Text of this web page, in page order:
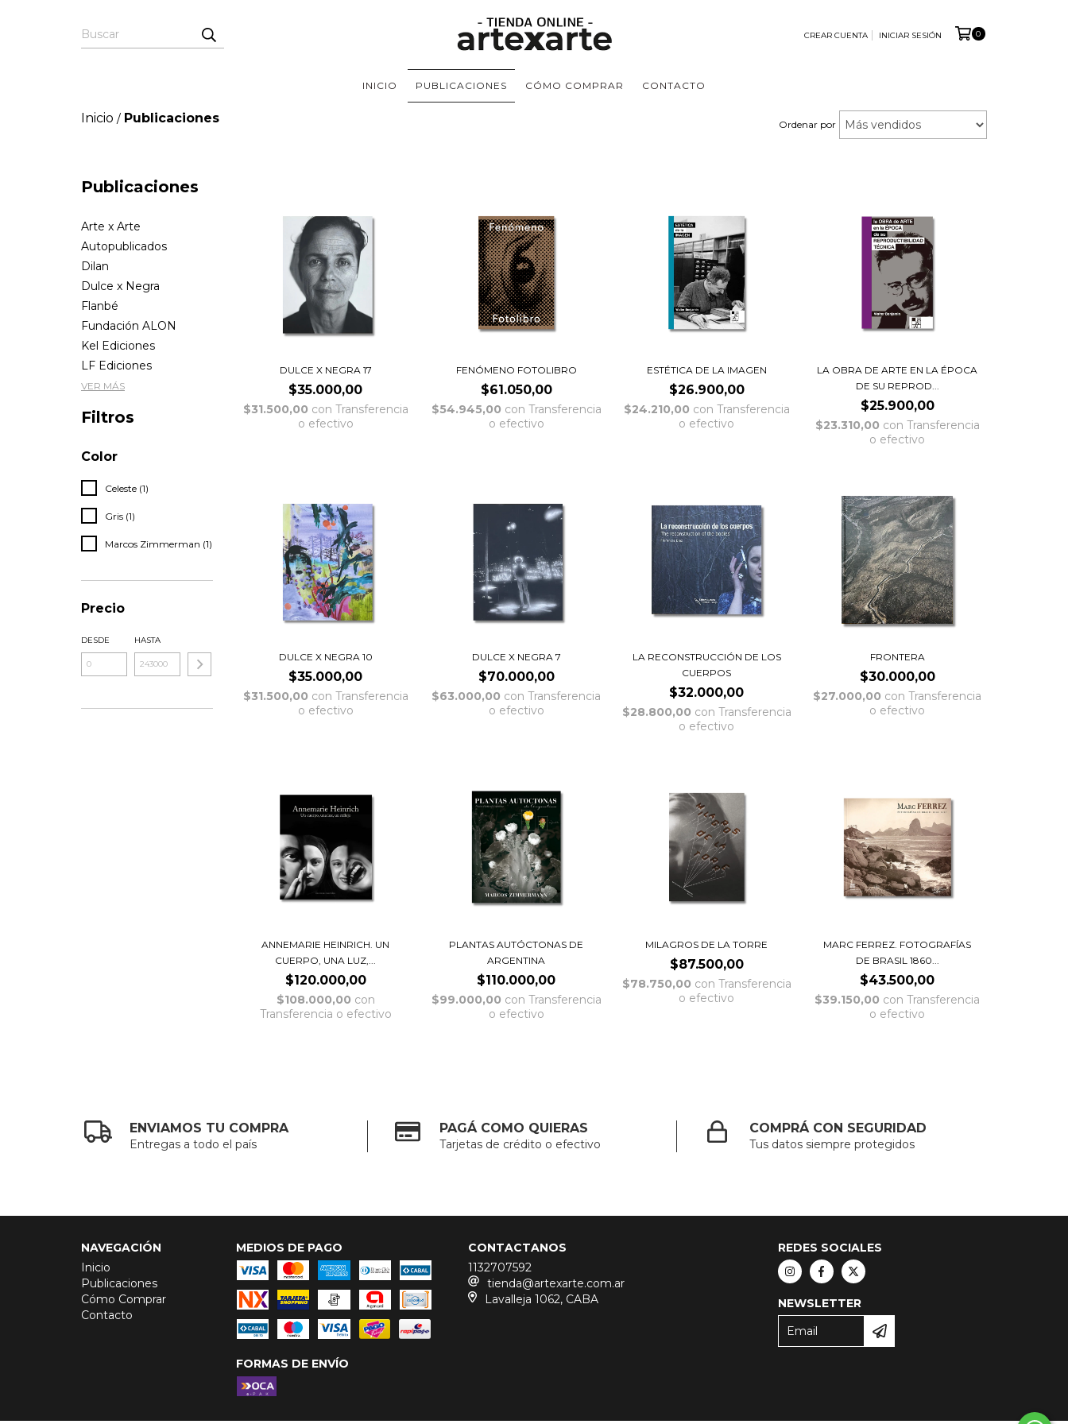
CREAR CUENTA INICIAR SESIÓN 0
INICIO PUBLICACIONES CÓMO COMPRAR CONTACTO
Inicio / Publicaciones Ordenar por
Publicaciones
Arte x Arte
Autopublicados
Dilan
Dulce x Negra
Flanbé
Fundación ALON
Kel Ediciones
LF Ediciones
VER MÁS
Filtros
Color
Celeste (1)
Gris (1)
Marcos Zimmerman (1)
Precio
DESDE HASTA
DULCE X NEGRA 17
$35.000,00
$31.500,00 con Transferencia
o efectivo
FENÓMENO FOTOLIBRO
$61.050,00
$54.945,00 con Transferencia
o efectivo
ESTÉTICA DE LA IMAGEN
$26.900,00
$24.210,00 con Transferencia
o efectivo
LA OBRA DE ARTE EN LA ÉPOCA
DE SU REPROD...
$25.900,00
$23.310,00 con Transferencia
o efectivo
DULCE X NEGRA 10
$35.000,00
$31.500,00 con Transferencia
o efectivo
DULCE X NEGRA 7
$70.000,00
$63.000,00 con Transferencia
o efectivo
LA RECONSTRUCCIÓN DE LOS
CUERPOS
$32.000,00
$28.800,00 con Transferencia
o efectivo
FRONTERA
$30.000,00
$27.000,00 con Transferencia
o efectivo
ANNEMARIE HEINRICH. UN
CUERPO, UNA LUZ,...
$120.000,00
$108.000,00 con
Transferencia o efectivo
PLANTAS AUTÓCTONAS DE
ARGENTINA
$110.000,00
$99.000,00 con Transferencia
o efectivo
MILAGROS DE LA TORRE
$87.500,00
$78.750,00 con Transferencia
o efectivo
MARC FERREZ. FOTOGRAFÍAS
DE BRASIL 1860...
$43.500,00
$39.150,00 con Transferencia
o efectivo
ENVIAMOS TU COMPRA
Entregas a todo el país
PAGÁ COMO QUIERAS
Tarjetas de crédito o efectivo
COMPRÁ CON SEGURIDAD
Tus datos siempre protegidos
NAVEGACIÓN
Inicio
Publicaciones
Cómo Comprar
Contacto
MEDIOS DE PAGO
FORMAS DE ENVÍO
CONTACTANOS
1132707592
tienda@artexarte.com.ar
Lavalleja 1062, CABA
REDES SOCIALES
NEWSLETTER